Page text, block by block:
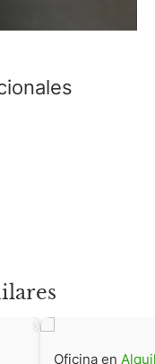
Oficina en